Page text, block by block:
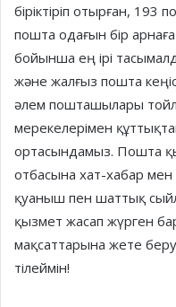
біріктіріп отырған, 193
пошта одағын бір
бойынша ең ірі
және жалғыз пошта
әлем пошташылары
мерекелерімен
ортасындамыз. Пошта
отбасына хат-хабар
қуаныш пен шаттық
қызмет жасап жүрген
мақсаттарына жете
тілеймін!